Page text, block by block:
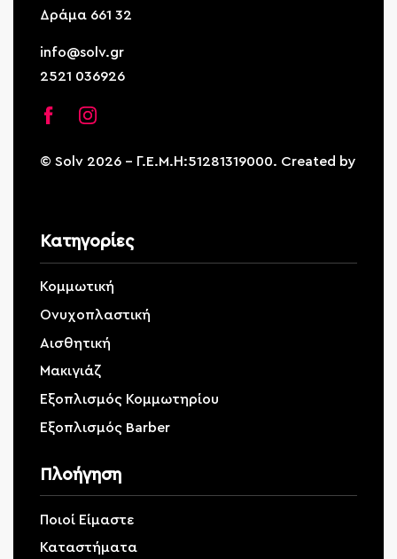
Δράμα 661 32
info@solv.gr
2521 036926
© Solv 2026 – Γ.E.M.Η:51281319000. Created by
Κατηγορίες
Κομμωτική
Ονυχοπλαστική
Αισθητική
Μακιγιάζ
Εξοπλισμός Κομμωτηρίου
Εξοπλισμός Barber
Πλοήγηση
Ποιοί Είμαστε
Καταστήματα